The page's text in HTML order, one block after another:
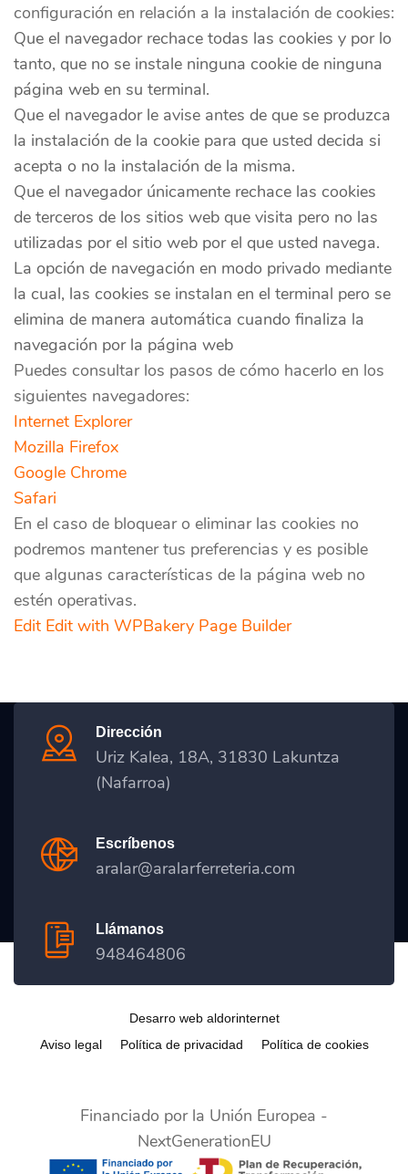
configuración en relación a la instalación de cookies:
Que el navegador rechace todas las cookies y por lo
tanto, que no se instale ninguna cookie de ninguna
página web en su terminal.
Que el navegador le avise antes de que se produzca
la instalación de la cookie para que usted decida si
acepta o no la instalación de la misma.
Que el navegador únicamente rechace las cookies
de terceros de los sitios web que visita pero no las
utilizadas por el sitio web por el que usted navega.
La opción de navegación en modo privado mediante
la cual, las cookies se instalan en el terminal pero se
elimina de manera automática cuando finaliza la
navegación por la página web
Puedes consultar los pasos de cómo hacerlo en los
siguientes navegadores:
Internet Explorer
Mozilla Firefox
Google Chrome
Safari
En el caso de bloquear o eliminar las cookies no
podremos mantener tus preferencias y es posible
que algunas características de la página web no
estén operativas.
Edit Edit with WPBakery Page Builder
Dirección
Uriz Kalea, 18A, 31830 Lakuntza
(Nafarroa)
Escríbenos
aralar@aralarferreteria.com
Llámanos
948464806
Desarro web aldorinternet
Aviso legal
Política de privacidad Política de cookies
Financiado por la Unión Europea -
NextGenerationEU